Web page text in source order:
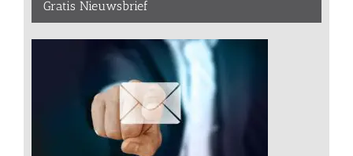
Gratis Nieuwsbrief